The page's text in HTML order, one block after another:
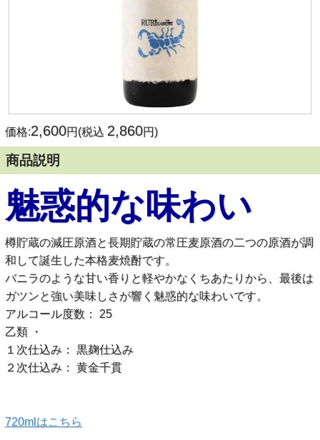
価格:2,600円(税込 2,860円)
商品説明
魅惑的な味わい
樽貯蔵の減圧原酒と長期貯蔵の常圧麦原酒の二つの原酒が調
和して誕生した本格麦焼酎です。
バニラのような甘い香りと軽やかなくちあたりから、最後は
ガツンと強い美味しさが響く魅惑的な味わいです。
アルコール度数： 25
乙類 ・
１次仕込み： 黒麹仕込み
２次仕込み： 黄金千貫
720mlはこちら